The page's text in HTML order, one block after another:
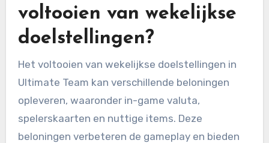
voltooien van wekelijkse
doelstellingen?
Het voltooien van wekelijkse doelstellingen in
Ultimate Team kan verschillende beloningen
opleveren, waaronder in-game valuta,
spelerskaarten en nuttige items. Deze
beloningen verbeteren de gameplay en bieden